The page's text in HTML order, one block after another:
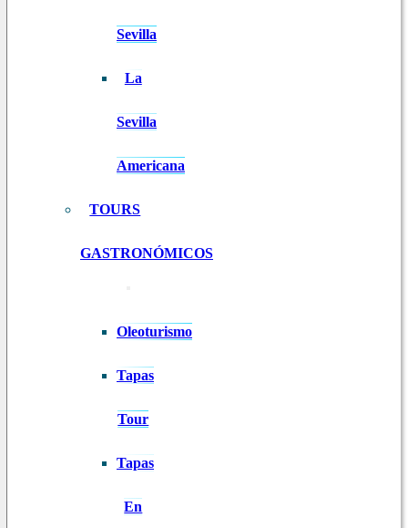
Sevilla
La
Sevilla
Americana
TOURS
GASTRONÓMICOS
Oleoturismo
Tapas
Tour
Tapas
En